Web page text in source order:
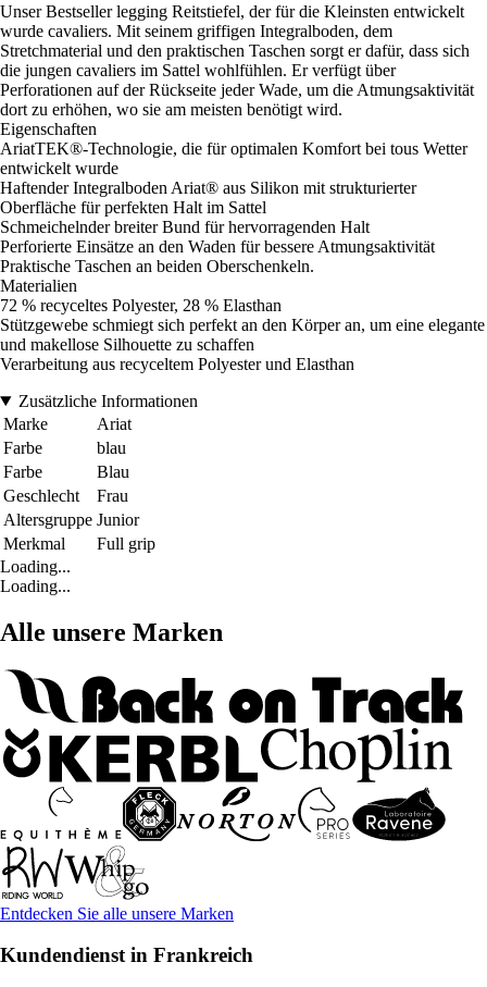
Unser Bestseller legging Reitstiefel, der für die Kleinsten entwickelt
wurde cavaliers. Mit seinem griffigen Integralboden, dem
Stretchmaterial und den praktischen Taschen sorgt er dafür, dass sich
die jungen cavaliers im Sattel wohlfühlen. Er verfügt über
Perforationen auf der Rückseite jeder Wade, um die Atmungsaktivität
dort zu erhöhen, wo sie am meisten benötigt wird.
Eigenschaften
AriatTEK®-Technologie, die für optimalen Komfort bei tous Wetter
entwickelt wurde
Haftender Integralboden Ariat® aus Silikon mit strukturierter
Oberfläche für perfekten Halt im Sattel
Schmeichelnder breiter Bund für hervorragenden Halt
Perforierte Einsätze an den Waden für bessere Atmungsaktivität
Praktische Taschen an beiden Oberschenkeln.
Materialien
72 % recyceltes Polyester, 28 % Elasthan
Stützgewebe schmiegt sich perfekt an den Körper an, um eine elegante
und makellose Silhouette zu schaffen
Verarbeitung aus recyceltem Polyester und Elasthan
Zusätzliche Informationen
Marke
Ariat
Farbe
blau
Farbe
Blau
Geschlecht
Frau
Altersgruppe Junior
Merkmal
Full grip
Loading...
Loading...
Alle unsere Marken
Entdecken Sie alle unsere Marken
Kundendienst in Frankreich